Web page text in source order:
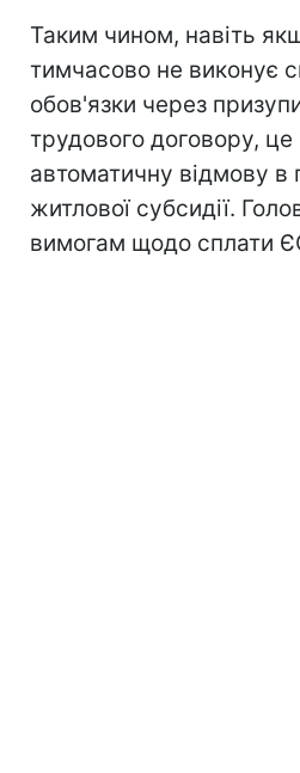
Таким чином, навіть
тимчасово не виконує
обов'язки через
трудового договору, це
автоматичну відмову в
житлової субсидії.
вимогам щодо сплати